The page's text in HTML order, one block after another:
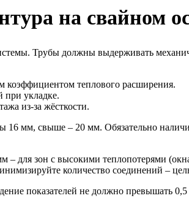
на свайном
Трубы должны выдерживать
теплового расширения.
при укладке.
из-за жёсткости.
16 мм, свыше – 20 мм. Обязательно
для зон с высокими теплопотерями
количество соединений –
показателей не должно превышать 0,5